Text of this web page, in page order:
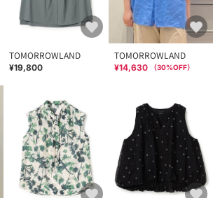
TOMORROWLAND
¥19,800
TOMORROWLAND
¥14,630 （30%OFF）